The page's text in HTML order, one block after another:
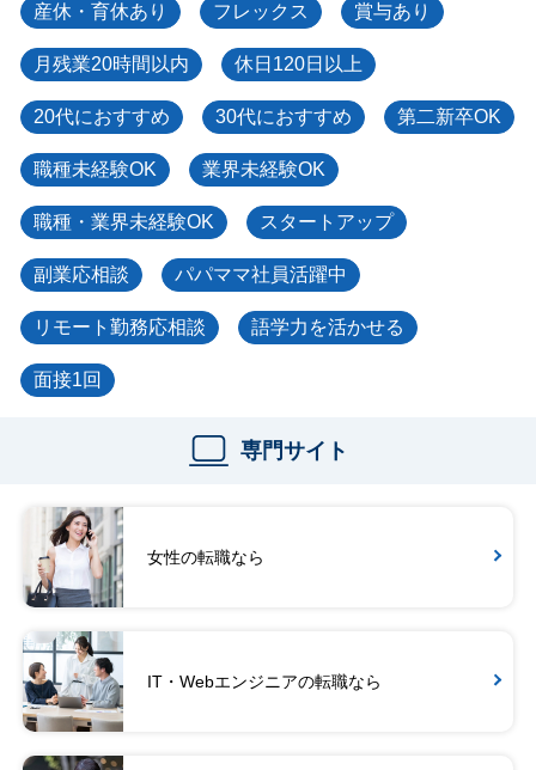
産休・育休あり フレックス 賞与あり
月残業20時間以内 休日120日以上
20代におすすめ 30代におすすめ 第二新卒OK
職種未経験OK 業界未経験OK
職種・業界未経験OK スタートアップ
副業応相談 パパママ社員活躍中
リモート勤務応相談 語学力を活かせる
面接1回
専門サイト
女性の転職なら
IT・Webエンジニアの転職なら